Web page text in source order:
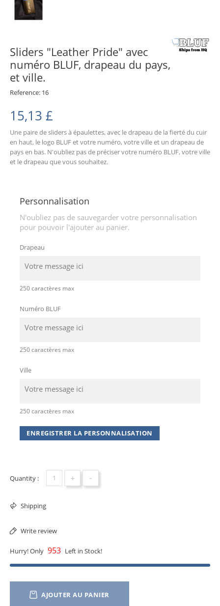
Sliders "Leather Pride" avec
numéro BLUF, drapeau du pays,
et ville.
Reference: 16
15,13 £
Une paire de sliders à épaulettes, avec le drapeau de la fierté du cuir
en haut, le logo BLUF et votre numéro, votre ville et un drapeau de
pays en bas. N'oubliez pas de préciser votre numéro BLUF, votre ville
et le drapeau que vous souhaitez.
Personnalisation
N'oubliez pas de sauvegarder votre personnalisation
pour pouvoir l'ajouter au panier.
Drapeau
250 caractères max
Numéro BLUF
250 caractères max
Ville
250 caractères max
ENREGISTRER LA PERSONNALISATION
Quantity : + -
Shipping
Write review
Hurry! Only 953 Left in Stock!
AJOUTER AU PANIER